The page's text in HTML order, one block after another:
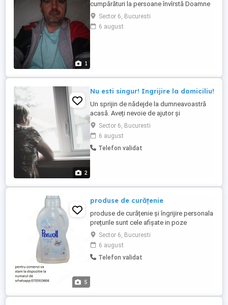
1
cumpărături la persoane învîrstă Doamne
și Domni bătrâni în cursul săptămânii de
luni până sâmbătă pînă în programul de
serviciu sau după programul de serviciu)
Sector 6, Bucuresti
6 august
2
Nu esti singur! Ingrijire la domiciliu!
Un sprijin de nădejde la dumneavoastră
acasă. Aveți nevoie de ajutor și
companie? Vă ofer servicii complete de
îngrijire și sprijin la domiciliu. Sunt un
domn serios, de 52 de ani, fost inginer și
infirmier, cu multă experiență în lucrul cu
Sector 6, Bucuresti
6 august
Telefon validat
5
produse de curățenie
produse de curățenie și îngrijire personala
prețurile sunt cele afișate in poze
Sector 6, Bucuresti
6 august
Telefon validat